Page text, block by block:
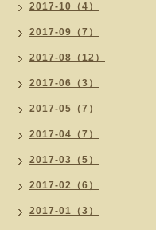
2017-10（4）
2017-09（7）
2017-08（12）
2017-06（3）
2017-05（7）
2017-04（7）
2017-03（5）
2017-02（6）
2017-01（3）